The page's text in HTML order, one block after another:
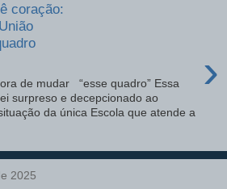
coração:
›
de mudar “esse quadro” Essa
surpreso e decepcionado ao
da única Escola que atende a
2025